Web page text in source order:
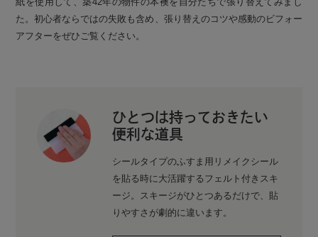
た。初心者ならではの失敗も含め、張り替えのコツや感動のビフォー
アフターをぜひご覧ください。
ひとつは持っておきたい
便利な道具
シールタイプのふすま用リメイクシール
を貼る時に大活躍するフェルト付きスキ
ージ。スキージがひとつあるだけで、貼
りやすさが劇的に違います。